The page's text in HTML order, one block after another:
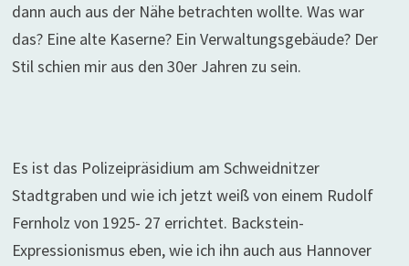
dann auch aus der Nähe betrachten wollte. Was war
das? Eine alte Kaserne? Ein Verwaltungsgebäude? Der
Stil schien mir aus den 30er Jahren zu sein.
Es ist das Polizeipräsidium am Schweidnitzer
Stadtgraben und wie ich jetzt weiß von einem Rudolf
Fernholz von 1925- 27 errichtet. Backstein-
Expressionismus eben, wie ich ihn auch aus Hannover